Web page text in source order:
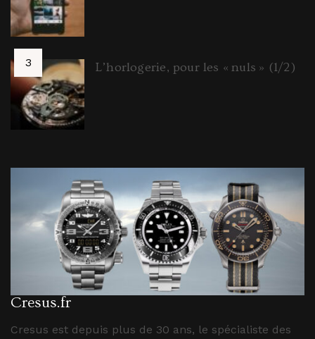
L’horlogerie, pour les « nuls » (1/2)
Cresus.fr
Cresus est depuis plus de 30 ans, le spécialiste des